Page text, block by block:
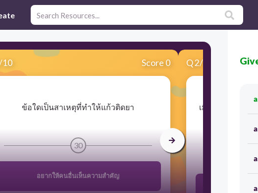
10 Score 0
​ข้อใดเป็นสาเหตุที่ทำให้แก้วติดยา
30
อยากให้คนอื่นเห็นความสำคัญ
Q2/10
เมื่อมีการใช้สาร